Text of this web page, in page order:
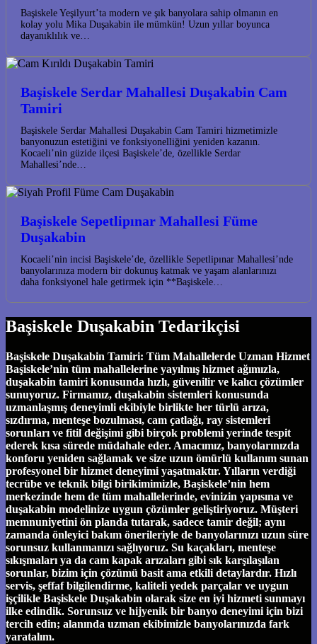
Başiskele Yeşilyurt’ta modern ve şık banyolara sahip olmanın en
kolay yolu Mika Duşakabin ile mümkün! Uzun yıllar boyunca
dayanıklılık ve…
Başiskele Serdar Mahallesi Duşakabin Cam
Tamiri
Başiskele Serdar Mahallesi Duşakabin Cam Tamiri hizmetimizle
banyonuzun estetiğini ve fonksiyonelliğini yeniden kazanın.
Kocaeli’nin güzide ilçesi Başiskele’de, özellikle Serdar
Mahallesi’nde…
Başiskele Sepetlipınar Mahallesi Füme
Duşakabin
Kocaeli’nin incisi Başiskele’de, özellikle Sepetlipınar Mahallesi’nde
banyolarınıza modern bir dokunuş katmak ve yaşam alanlarınızı
daha fonksiyonel hale getirmek için **Başiskele…
Başiskele Duşakabin Tedarikçisi
Başiskele Duşakabin Tamiri: Tüm Mahallelerde Uzman Hizmet
Başiskele’nin tüm mahallelerine yayılmış hizmet ağımızla,
duşakabin tamiri konusunda hızlı, güvenilir ve kalıcı çözümler
sunuyoruz. Firmamız, duşakabin sistemleri konusunda
uzmanlaşmış deneyimli ekibiyle birlikte her türlü arıza,
sızdırma, menteşe bozulması, cam çatlağı, ray sistemleri
sorunları ve fitil değişimi gibi birçok problemi yerinde tespit
ederek kısa sürede müdahale eder. Amacımız, banyolarınızda
konforu yeniden sağlamak ve size uzun ömürlü kullanım sunan
profesyonel bir hizmet deneyimi yaşatmaktır. Yılların verdiği
tecrübe ve teknik bilgi birikimimizle, Başiskele’nin hem
merkezinde hem de tüm mahallelerinde, evinizin yapısına ve
duşakabin modelinize uygun çözümler geliştiriyoruz. Müşteri
memnuniyetini ön planda tutarak, sadece tamir değil; aynı
zamanda önleyici bakım önerileriyle de banyolarınızı uzun süre
sorunsuz kullanmanızı sağlıyoruz. Su kaçakları, menteşe
sıkışmaları ya da cam kapak arızaları gibi sık karşılaşılan
sorunlar, bizim için çözümü basit ama etkili detaylardır. Hızlı
servis, şeffaf bilgilendirme, kaliteli yedek parçalar ve uygun
işçilikle Başiskele Duşakabin olarak size en iyi hizmeti sunmayı
ilke edindik. Sorunsuz ve hijyenik bir banyo deneyimi için bizi
tercih edin; alanında uzman ekibimizle banyolarınızda fark
yaratalım.